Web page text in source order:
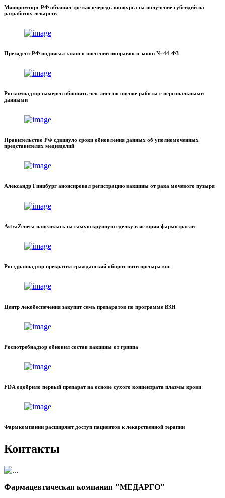
Минпромторг РФ объявил третью очередь конкурса на получение субсидий на
разработку лекарств
Президент РФ подписал закон о внесении поправок в закон № 44-ФЗ
Роскомнадзор намерен обновить чек-лист по оценке работы с персональными
данными
Правительство РФ сдвинуло сроки обновления данных об уполномоченных
представителях медизделий
Александр Гинцбург анонсировал регистрацию вакцины от рака мочевого пузыря
AstraZeneca нацелилась на самую крупную сделку в истории фармотрасли
Росздравнадзор прекратил гражданский оборот пяти препаратов
Центр лекобеспечения закупит семь препаратов по программе ВЗН
Роспотребнадзор обновил состав вакцины от гриппа
FDA одобрило первый препарат на основе сухого концентрата плазмы крови
Фармкомпании расширяют доступ пациентов к лекарственной терапии
Контакты
Фармацевтическая компания "МЕДАРГО"